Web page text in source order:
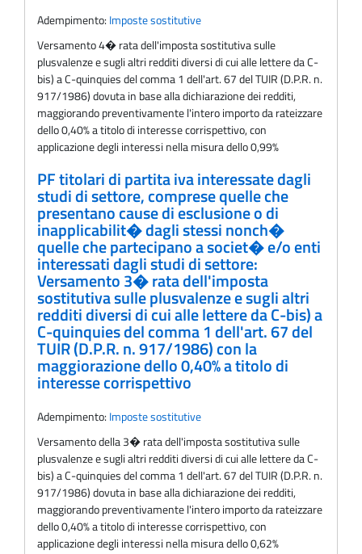
Adempimento: Imposte sostitutive
Versamento 4� rata dell'imposta sostitutiva sulle
plusvalenze e sugli altri redditi diversi di cui alle lettere da C-
bis) a C-quinquies del comma 1 dell'art. 67 del TUIR (D.P.R. n.
917/1986) dovuta in base alla dichiarazione dei redditi,
maggiorando preventivamente l'intero importo da rateizzare
dello 0,40% a titolo di interesse corrispettivo, con
applicazione degli interessi nella misura dello 0,99%
PF titolari di partita iva interessate dagli
studi di settore, comprese quelle che
presentano cause di esclusione o di
inapplicabilit� dagli stessi nonch�
quelle che partecipano a societ� e/o enti
interessati dagli studi di settore:
Versamento 3� rata dell'imposta
sostitutiva sulle plusvalenze e sugli altri
redditi diversi di cui alle lettere da C-bis) a
C-quinquies del comma 1 dell'art. 67 del
TUIR (D.P.R. n. 917/1986) con la
maggiorazione dello 0,40% a titolo di
interesse corrispettivo
Adempimento: Imposte sostitutive
Versamento della 3� rata dell'imposta sostitutiva sulle
plusvalenze e sugli altri redditi diversi di cui alle lettere da C-
bis) a C-quinquies del comma 1 dell'art. 67 del TUIR (D.P.R. n.
917/1986) dovuta in base alla dichiarazione dei redditi,
maggiorando preventivamente l'intero importo da rateizzare
dello 0,40% a titolo di interesse corrispettivo, con
applicazione degli interessi nella misura dello 0,62%